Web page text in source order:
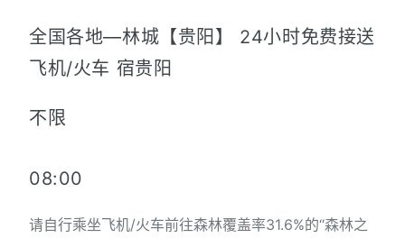
全国各地—林城【贵阳】 24小时免费接送
飞机/火车 宿贵阳
不限
08:00
请自行乘坐飞机/火车前往森林覆盖率31.6%的“森林之